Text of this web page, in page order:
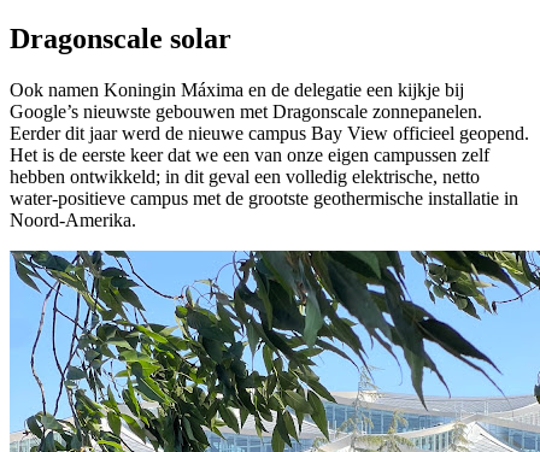
Dragonscale solar
Ook namen Koningin Máxima en de delegatie een kijkje bij
Google’s nieuwste gebouwen met Dragonscale zonnepanelen.
Eerder dit jaar werd de nieuwe campus Bay View officieel geopend.
Het is de eerste keer dat we een van onze eigen campussen zelf
hebben ontwikkeld; in dit geval een volledig elektrische, netto
water-positieve campus met de grootste geothermische installatie in
Noord-Amerika.